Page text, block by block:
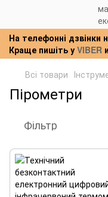
На телефонні дзвінки
Краще пишіть у VIBER
Всі товари
Пірометри
Фільтр